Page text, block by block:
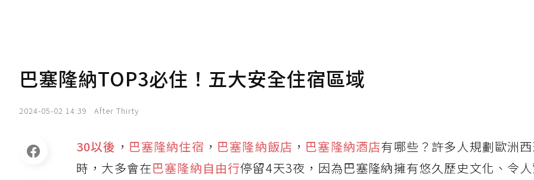
巴塞隆納TOP3必住！五大安全住宿區域
2024-05-02 14:39 After Thirty
30以後 ， 巴塞隆納住宿 ， 巴塞隆納飯店 ， 巴塞隆納酒店有哪些？許多人規劃歐洲
時，大多會在巴塞隆納自由行停留4天3夜，因為巴塞隆納擁有悠久歷史文化、令